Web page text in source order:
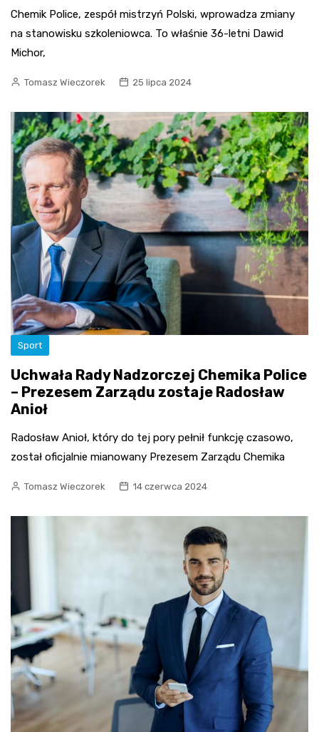
Chemik Police, zespół mistrzyń Polski, wprowadza zmiany
na stanowisku szkoleniowca. To właśnie 36-letni Dawid
Michor,
Tomasz Wieczorek 25 lipca 2024
Sport
Uchwała Rady Nadzorczej Chemika Police
– Prezesem Zarządu zostaje Radosław
Anioł
Radosław Anioł, który do tej pory pełnił funkcję czasowo,
został oficjalnie mianowany Prezesem Zarządu Chemika
Tomasz Wieczorek 14 czerwca 2024